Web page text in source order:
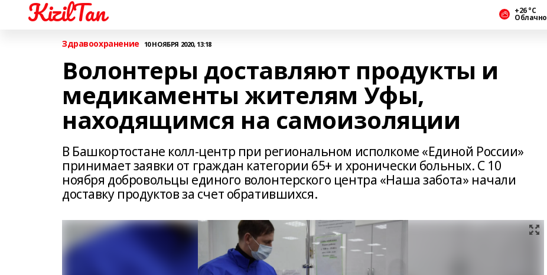
KizilTan +26 °С
Облачно
Здравоохранение 10 НОЯБРЯ 2020, 13:18
Волонтеры доставляют продукты и
медикаменты жителям Уфы,
находящимся на самоизоляции
В Башкортостане колл-центр при региональном исполкоме «Единой России»
принимает заявки от граждан категории 65+ и хронически больных. С 10
ноября добровольцы единого волонтерского центра «Наша забота» начали
доставку продуктов за счет обратившихся.